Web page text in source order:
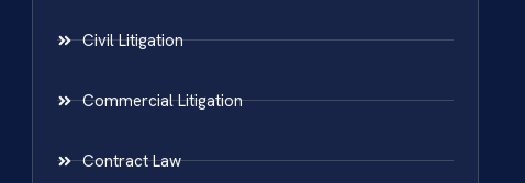
Civil Litigation
Commercial Litigation
Contract Law